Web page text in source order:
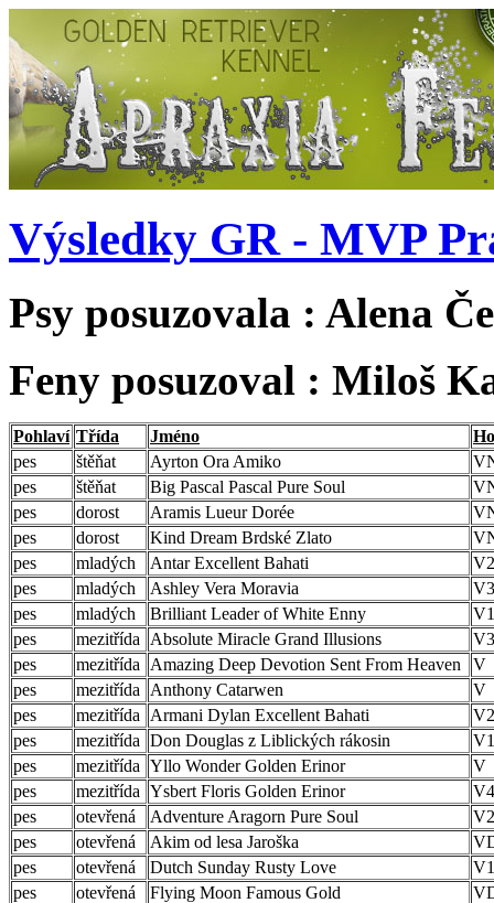
Výsledky GR - MVP
Psy posuzovala : Alena
Feny posuzoval : Miloš
Pohlaví Třída Jméno
pes
štěňat Ayrton Ora Amiko
pes
štěňat Big Pascal Pascal Pure Soul
pes
dorost Aramis Lueur Dorée
pes
dorost Kind Dream Brdské Zlato
pes
mladých Antar Excellent Bahati
V2
pes
mladých Ashley Vera Moravia
V3
pes
mladých Brilliant Leader of White Enny
pes
mezitřída Absolute Miracle Grand Illusions
V3
pes
mezitřída Amazing Deep Devotion Sent From Heaven
V
pes
mezitřída Anthony Catarwen
V
pes
mezitřída Armani Dylan Excellent Bahati
pes
mezitřída Don Douglas z Liblických rákosin
pes
mezitřída Yllo Wonder Golden Erinor
V
pes
mezitřída Ysbert Floris Golden Erinor
V4
pes
otevřená Adventure Aragorn Pure Soul
pes
otevřená Akim od lesa Jaroška
pes
otevřená Dutch Sunday Rusty Love
pes
otevřená Flying Moon Famous Gold